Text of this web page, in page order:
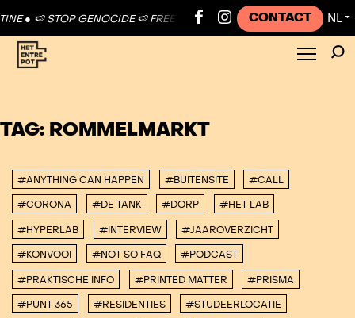
● 🍉 STOP GENOCIDE 🍉 FREE PALESTINE ● 🍉 STOP GENOCIDE 🍉
CONTACT NL ▼
TAG: ROMMELMARKT
#ANYTHING CAN HAPPEN #BUITENSITE #CALL
#CORONA #DE TANK #DORP #HET LAB
#HYPERLAB #INTERVIEW #JAAROVERZICHT
#KONVOOI #NOT SO FAQ #PODCAST
#PRAKTISCHE INFO #PRINTED MATTER #PRISMA
#PUNT 365 #RESIDENTIES #STUDEERLOCATIE